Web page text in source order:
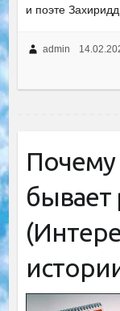
и поэте
admin
Почему
бывает